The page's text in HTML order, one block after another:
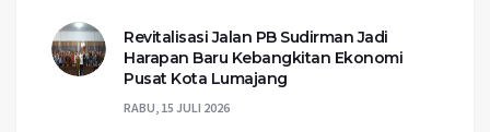
Revitalisasi Jalan PB Sudirman Jadi
Harapan Baru Kebangkitan Ekonomi
Pusat Kota Lumajang
RABU, 15 JULI 2026